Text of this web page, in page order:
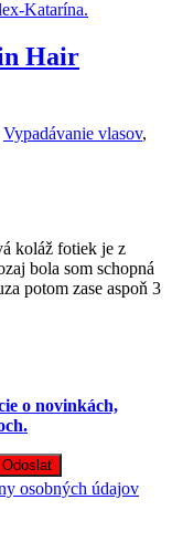
Hair
Vypadávanie vlasov,
koláž fotiek je z
bola som schopná
potom zase aspoň 3
o novinkách,
osobných údajov